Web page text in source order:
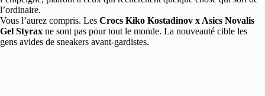
l’ordinaire.
Vous l’aurez compris. Les Crocs Kiko Kostadinov x Asics Novalis
Gel Styrax ne sont pas pour tout le monde. La nouveauté cible les
gens avides de sneakers avant-gardistes.